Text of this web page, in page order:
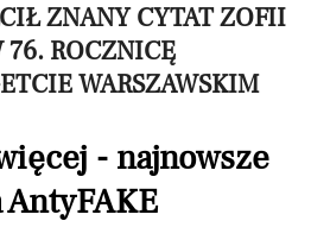
ZNANY CYTAT ZOFII
76. ROCZNICĘ
WARSZAWSKIM
- najnowsze